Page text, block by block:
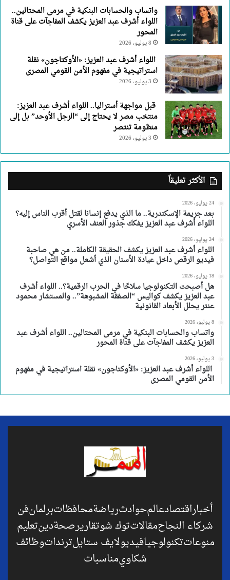
واتساب والحسابات البنكية في مرمى المحتالين..
اللواء أشرف عبد العزيز يكشف المفاجآت على قناة
المحور
8 يوليو، 2026
اللواء أشرف عبد العزيز: «الأوكتاجون» نقلة
استراتيجية في مفهوم الأمن القومي المصرى
3 يوليو، 2026
قبل مواجهة أستراليا.. اللواء أشرف عبد العزيز:
منتخب مصر لا يحتاج إلى “الرجل الأوحد” بل إلى
منظومة تنتصر
3 يوليو، 2026
الأكثر تعليقاً
24 يوليو، 2026
بعد جريمة الإسكندرية.. ما الذي يدفع إنسانا لقتل أقرب الناس إليه؟
اللواء أشرف عبد العزيز يفكك جذور العنف الأسري
24 يوليو، 2026
اللواء أشرف عبد العزيز يكشف الحقيقة الكاملة.. من هي صاحبة
فيديو الرقص داخل عيادة الأسنان الذي أشعل مواقع التواصل؟
18 يوليو، 2026
هل أصبحت التكنولوجيا سلاحًا في الحرب الرقمية؟.. اللواء أشرف
عبد العزيز يكشف كواليس “الصفقة المشبوهة”.. والمستشار محمود
عنتر يحلل الأبعاد القانونية
8 يوليو، 2026
واتساب والحسابات البنكية في مرمى المحتالين.. اللواء أشرف عبد
العزيز يكشف المفاجآت على قناة المحور
3 يوليو، 2026
اللواء أشرف عبد العزيز: «الأوكتاجون» نقلة استراتيجية في مفهوم
الأمن القومي المصرى
أخباراقتصادعالمحوادثرياضةمحافظاتبرلمانفن
شركاء النجاحمقالاتتوك شوتقاريرصحةدينتعليم
منوعاتتكنولوجيافيديولايف ستايلترنداتوظائف
شكاويمناسبات